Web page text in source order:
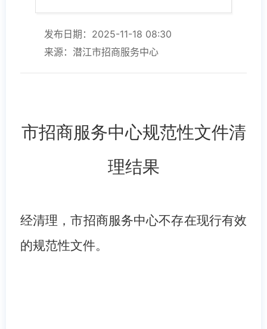
发布日期：2025-11-18 08:30
来源：潜江市招商服务中心
市招商服务中心规范性文件清
理结果
经清理，市招商服务中心不存在现行有效
的规范性文件。